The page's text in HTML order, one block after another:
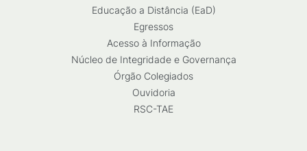
Educação a Distância (EaD)
Egressos
Acesso à Informação
Núcleo de Integridade e Governança
Órgão Colegiados
Ouvidoria
RSC-TAE